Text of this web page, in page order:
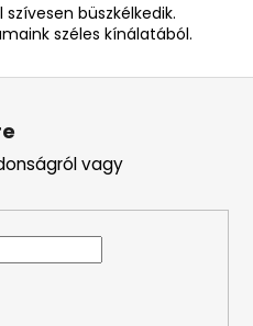
büszkélkedik.
széles kínálatából.
vagy